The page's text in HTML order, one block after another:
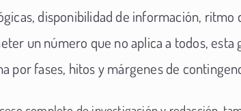
disponibilidad de información,
un número que no aplica a todos, esta
por fases, hitos y márgenes de